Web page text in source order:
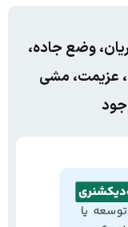
وضع جاده،
عزیمت، مشی